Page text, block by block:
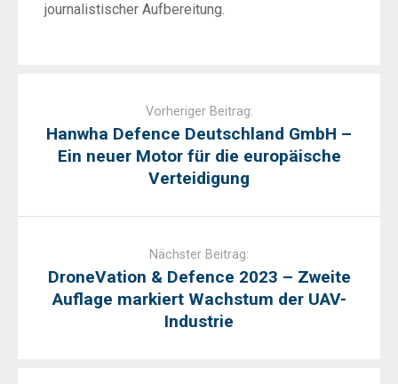
journalistischer Aufbereitung.
Vorheriger Beitrag:
Hanwha Defence Deutschland GmbH –
Ein neuer Motor für die europäische
Verteidigung
Nächster Beitrag:
DroneVation & Defence 2023 – Zweite
Auflage markiert Wachstum der UAV-
Industrie